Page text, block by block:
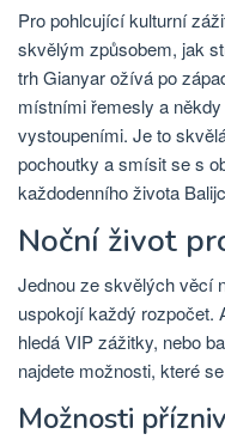
Pro pohlcující kulturní
skvělým způsobem, jak
trh Gianyar ožívá po
místními řemesly a
vystoupeními. Je to
pochoutky a smísit se s
každodenního života
Noční život
Jednou ze skvělých věcí
uspokojí každý rozpočet.
hledá VIP zážitky, nebo
najdete možnosti, které
Možnosti